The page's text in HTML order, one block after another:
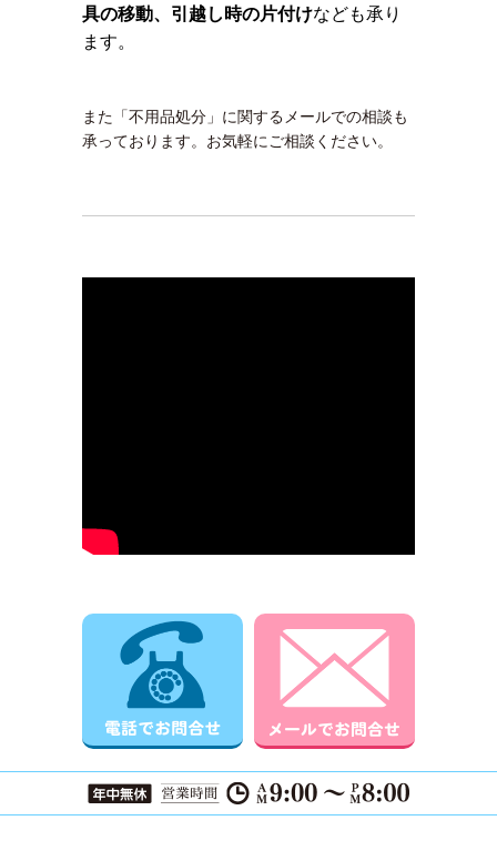
具の移動、引越し時の片付けなども承り
ます。
また「不用品処分」に関するメールでの相談も
承っております。お気軽にご相談ください。
電話でお問合せ